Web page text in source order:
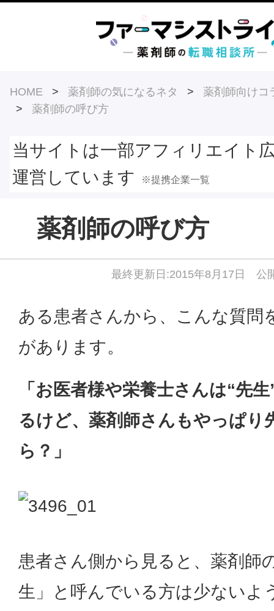
HOME > 薬剤師の気になるネタ > 薬剤師向けコ
> 薬剤師の呼び方
当サイトは一部アフィリエイト
運営しています
※提携企業一覧
薬剤師の呼び方
最終更新日:2015年8月17日 公
ある患者さんから、こんな質問
があります。
「お医者様や栄養士さんは“先
るけど、薬剤師さんもやっぱり
ら？」
患者さん側から見ると、薬剤師
生」と呼んでいる方は少ないよ